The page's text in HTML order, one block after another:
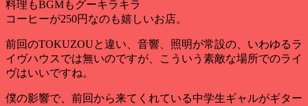
料理もBGMもグーキラキラ
コーヒーが250円なのも嬉しいお店。
前回のTOKUZOUと違い、音響、照明が常設の、いわゆるラ
イヴハウスでは無いのですが、こういう素敵な場所でのライ
ヴはいいですね。
僕の影響で、前回から来てくれている中学生ギャルがギター